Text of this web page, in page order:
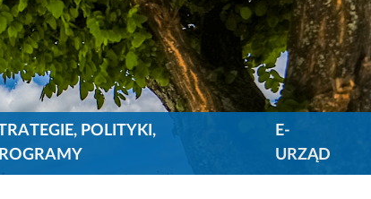
POLITYKI,
E-
URZĄD